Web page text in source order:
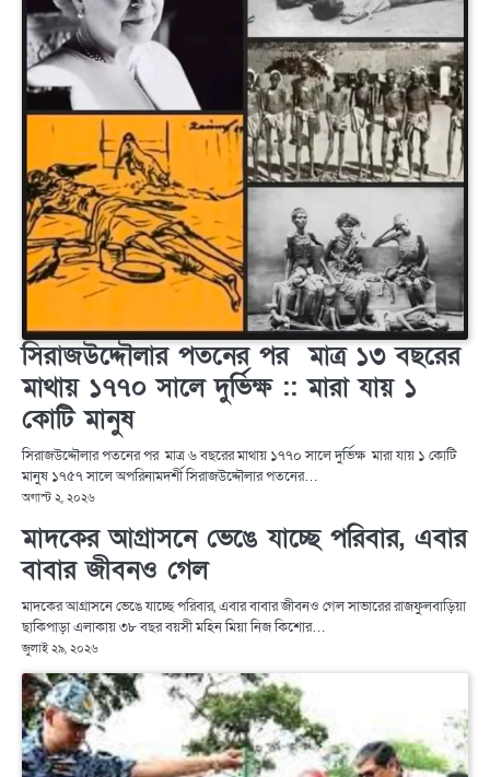
সিরাজউদ্দৌলার পতনের পর মাত্র ১৩ বছরের
মাথায় ১৭৭০ সালে দুর্ভিক্ষ :: মারা যায় ১
কোটি মানুষ
সিরাজউদ্দৌলার পতনের পর মাত্র ৬ বছরের মাথায় ১৭৭০ সালে দুর্ভিক্ষ মারা যায় ১ কোটি
মানুষ ১৭৫৭ সালে অপরিনামদর্শী সিরাজউদ্দৌলার পতনের…
অগাস্ট ২, ২০২৬
মাদকের আগ্রাসনে ভেঙে যাচ্ছে পরিবার, এবার
বাবার জীবনও গেল
মাদকের আগ্রাসনে ভেঙে যাচ্ছে পরিবার, এবার বাবার জীবনও গেল সাভারের রাজফুলবাড়িয়া
ছাকিপাড়া এলাকায় ৩৮ বছর বয়সী মহিন মিয়া নিজ কিশোর…
জুলাই ২৯, ২০২৬